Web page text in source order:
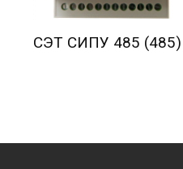
СЭТ СИПУ 485 (485)